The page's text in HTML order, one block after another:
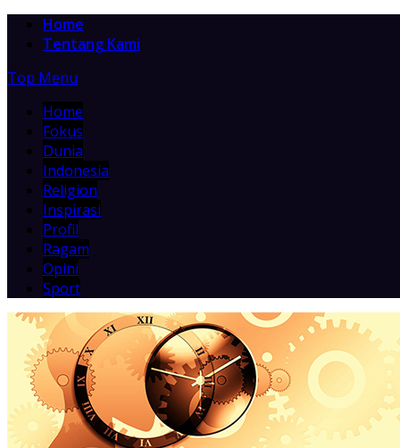
Home
Tentang Kami
Top Menu
Home
Fokus
Dunia
Indonesia
Religion
Inspirasi
Profil
Ragam
Opini
Sport